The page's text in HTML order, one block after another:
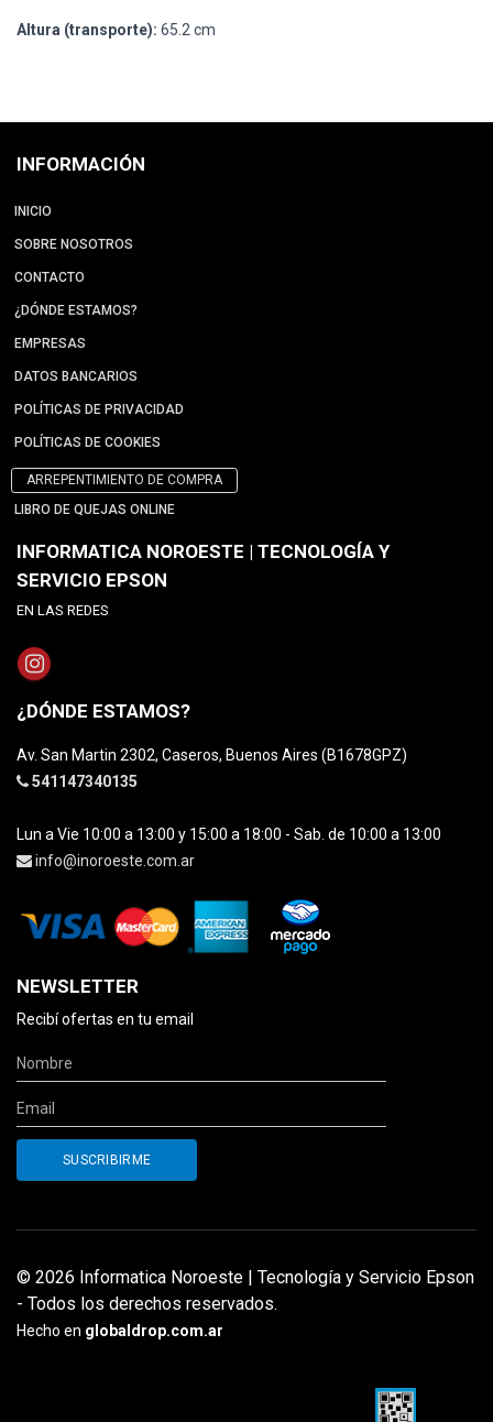
Altura (transporte): 65.2 cm
INFORMACIÓN
INICIO
SOBRE NOSOTROS
CONTACTO
¿DÓNDE ESTAMOS?
EMPRESAS
DATOS BANCARIOS
POLÍTICAS DE PRIVACIDAD
POLÍTICAS DE COOKIES
ARREPENTIMIENTO DE COMPRA
LIBRO DE QUEJAS ONLINE
INFORMATICA NOROESTE | TECNOLOGÍA Y
SERVICIO EPSON
EN LAS REDES
¿DÓNDE ESTAMOS?
Av. San Martin 2302, Caseros, Buenos Aires (B1678GPZ)
541147340135
Lun a Vie 10:00 a 13:00 y 15:00 a 18:00 - Sab. de 10:00 a 13:00
info@inoroeste.com.ar
NEWSLETTER
Recibí ofertas en tu email
© 2026 Informatica Noroeste | Tecnología y Servicio Epson
- Todos los derechos reservados.
Hecho en globaldrop.com.ar